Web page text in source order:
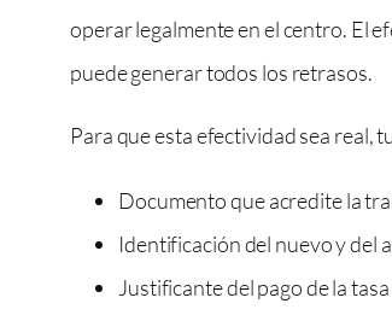
operar legalmente en el centro. El
puede generar todos los retrasos.
Para que esta efectividad sea real,
Documento que acredite la
Identificación del nuevo y del
Justificante del pago de la